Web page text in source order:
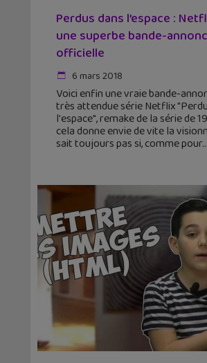
Perdus dans l’espace :
une superbe bande-
officielle
6 mars 2018
Voici enfin une vraie bande-
très attendue série Netflix
l'espace", remake de la série de
cela donne envie de vite la
sait toujours pas si, comme pour